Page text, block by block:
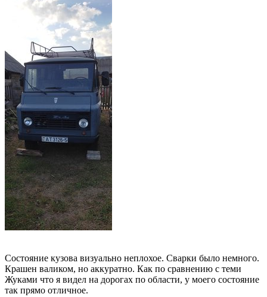
Состояние кузова визуально неплохое. Сварки было немного.
Крашен валиком, но аккуратно. Как по сравнению с теми
Жуками что я видел на дорогах по области, у моего состояние
так прямо отличное.